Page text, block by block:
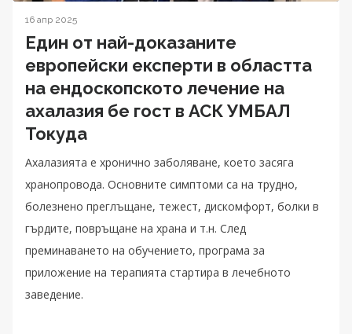
16 апр 2025
Един от най-доказаните
европейски експерти в областта
на ендоскопското лечение на
ахалазия бе гост в АСК УМБАЛ
Токуда
Ахалазията е хронично заболяване, което засяга
хранопровода. Основните симптоми са на трудно,
болезнено преглъщане, тежест, дискомфорт, болки в
гърдите, повръщане на храна и т.н. След
преминаването на обучението, програма за
приложение на терапията стартира в лечебното
заведение.